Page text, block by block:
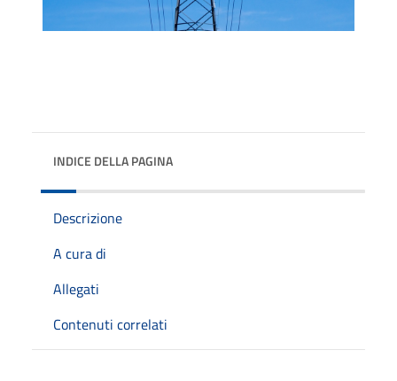
INDICE DELLA PAGINA
Descrizione
A cura di
Allegati
Contenuti correlati